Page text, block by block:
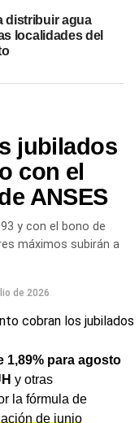
más
disponible en
Politikon Chaco
Lo que sí se
cerró el primer
del 8,3% ,
con menor suba
con medición
El promedio
convive con un
NEA acumuló
regional más
distribuir agua
localidades del
jubilados
con el
ANSES
y con el bono de
máximos subirán a
de 2026
1,89% para agosto
y otras
la fórmula de
de junio